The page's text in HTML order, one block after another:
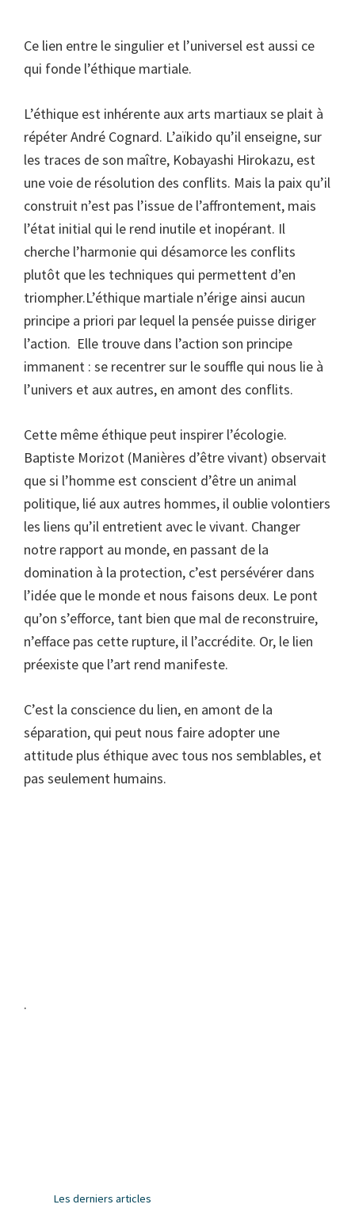
Ce lien entre le singulier et l’universel est aussi ce
qui fonde l’éthique martiale.
L’éthique est inhérente aux arts martiaux se plait à
répéter André Cognard. L’aïkido qu’il enseigne, sur
les traces de son maître, Kobayashi Hirokazu, est
une voie de résolution des conflits. Mais la paix qu’il
construit n’est pas l’issue de l’affrontement, mais
l’état initial qui le rend inutile et inopérant. Il
cherche l’harmonie qui désamorce les conflits
plutôt que les techniques qui permettent d’en
triompher.L’éthique martiale n’érige ainsi aucun
principe a priori par lequel la pensée puisse diriger
l’action. Elle trouve dans l’action son principe
immanent : se recentrer sur le souffle qui nous lie à
l’univers et aux autres, en amont des conflits.
Cette même éthique peut inspirer l’écologie.
Baptiste Morizot (Manières d’être vivant) observait
que si l’homme est conscient d’être un animal
politique, lié aux autres hommes, il oublie volontiers
les liens qu’il entretient avec le vivant. Changer
notre rapport au monde, en passant de la
domination à la protection, c’est persévérer dans
l’idée que le monde et nous faisons deux. Le pont
qu’on s’efforce, tant bien que mal de reconstruire,
n’efface pas cette rupture, il l’accrédite. Or, le lien
préexiste que l’art rend manifeste.
C’est la conscience du lien, en amont de la
séparation, qui peut nous faire adopter une
attitude plus éthique avec tous nos semblables, et
pas seulement humains.
.
BarreLes derniers articles